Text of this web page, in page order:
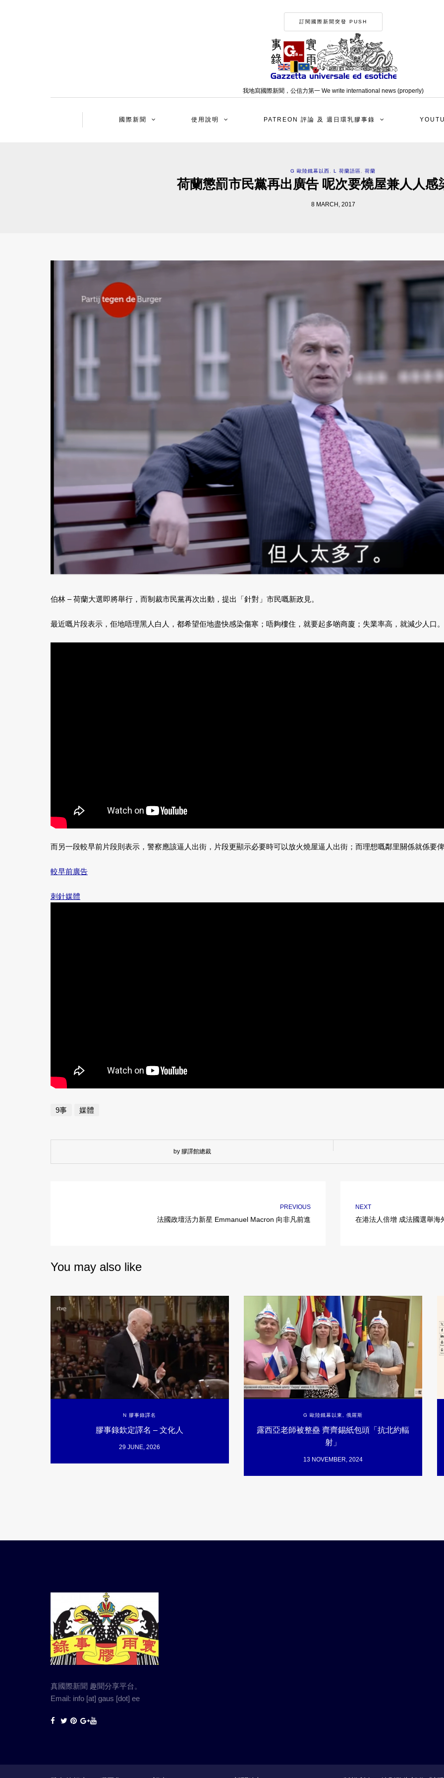
訂閱國際新聞突發 PUSH
我地寫國際新聞，公信力第一 We write international news (properly)
國際新聞 使用說明 PATREON 評論 及 週日環乳膠事錄
G 歐陸鐵幕以西 L 荷蘭語區 荷蘭
荷蘭懲罰市民黨再出廣告 呢次要燒屋兼人人感
8 MARCH, 2017
伯林 – 荷蘭大選即將舉行，而制裁市民黨再次出動，提出「針對」市民嘅新政見。
最近嘅片段表示，佢地唔理黑人白人，都希望佢地盡快感染傷寒；唔夠樓住，就要起多啲商廈；失業率高，就減少人口。
而另一段較早前片段則表示，警察應該逼人出街，片段更顯示必要時可以放火燒屋逼人出街；而理想嘅鄰里關係就係
較早前廣告
刺針媒體
9事 媒體
by 膠譯館總裁
PREVIOUS
法國政壇活力新星 Emmanuel Macron 向非凡前進
NEXT
在港法人倍增 成法國選舉
You may also like
N 膠事錄譯名
膠事錄欽定譯名 – 文化人
29 JUNE, 2026
G 歐陸鐵幕以東 俄羅斯
露西亞老師被整蠱 齊齊錫紙包頭「抗北約輻
射」
13 NOVEMBER, 2024
真國際新聞 趣聞分享平台。
Email: info [at] gaus [dot] ee